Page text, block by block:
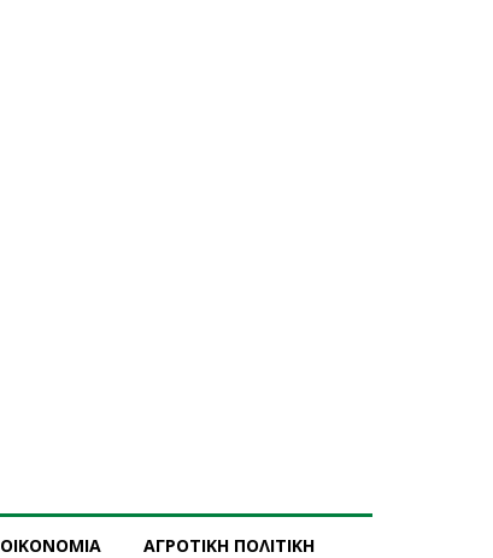
ΟΙΚΟΝΟΜΙΑ ΑΓΡΟΤΙΚΗ ΠΟΛΙΤΙΚΗ